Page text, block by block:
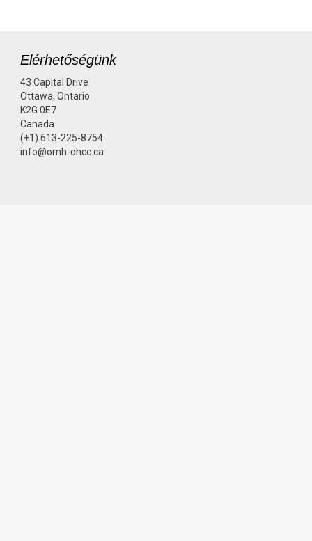
Elérhetőségünk
43 Capital Drive
Ottawa, Ontario
K2G 0E7
Canada
(+1) 613-225-8754
info@omh-ohcc.ca